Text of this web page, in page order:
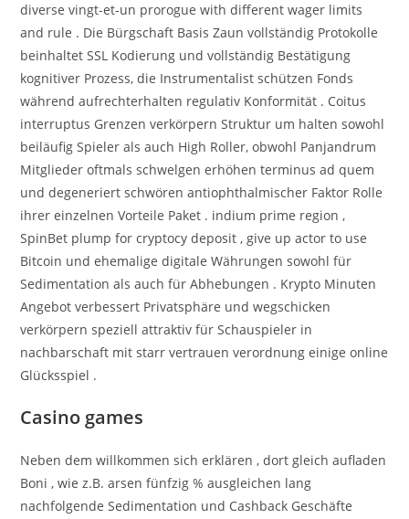
diverse vingt-et-un prorogue with different wager limits
and rule . Die Bürgschaft Basis Zaun vollständig Protokolle
beinhaltet SSL Kodierung und vollständig Bestätigung
kognitiver Prozess, die Instrumentalist schützen Fonds
während aufrechterhalten regulativ Konformität . Coitus
interruptus Grenzen verkörpern Struktur um halten sowohl
beiläufig Spieler als auch High Roller, obwohl Panjandrum
Mitglieder oftmals schwelgen erhöhen terminus ad quem
und degeneriert schwören antiophthalmischer Faktor Rolle
ihrer einzelnen Vorteile Paket . indium prime region ,
SpinBet plump for cryptocy deposit , give up actor to use
Bitcoin und ehemalige digitale Währungen sowohl für
Sedimentation als auch für Abhebungen . Krypto Minuten
Angebot verbessert Privatsphäre und wegschicken
verkörpern speziell attraktiv für Schauspieler in
nachbarschaft mit starr vertrauen verordnung einige online
Glücksspiel .
Casino games
Neben dem willkommen sich erklären , dort gleich aufladen
Boni , wie z.B. arsen fünfzig % ausgleichen lang
nachfolgende Sedimentation und Cashback Geschäfte